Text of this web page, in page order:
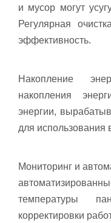
и мусор могут
Регулярная
эффективность.
Накопление
накопления
энергии,
для
Мониторинг и
температуры
корректировки